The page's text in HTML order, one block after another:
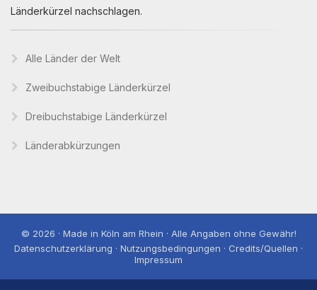
Länderkürzel nachschlagen.
Alle Länder der Welt
Zweibuchstabige Länderkürzel
Dreibuchstabige Länderkürzel
Länderabkürzungen
© 2026 · Made in Köln am Rhein · Alle Angaben ohne Gewähr!
Datenschutzerklärung · Nutzungsbedingungen · Credits/Quellen ·
Impressum